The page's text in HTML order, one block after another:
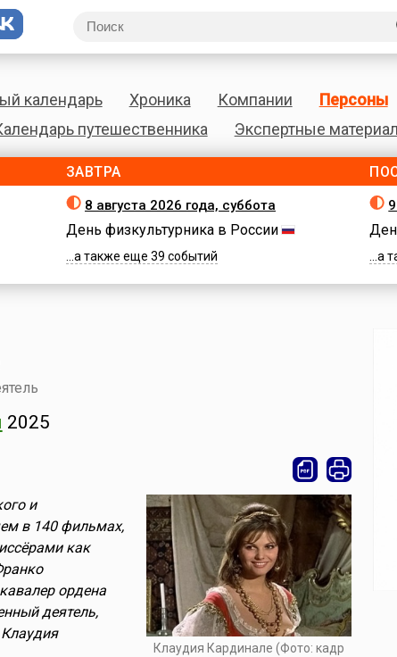
календарь Хроника Компании Персоны
путешественника Экспертные
ЗАВТРА
8 августа 2026 года, суббота
День физкультурника в России
...а также еще 39 событий ...а
2025
Клаудия Кардинале (Фото: кадр
и
в 140 фильмах,
как
ордена
деятель,